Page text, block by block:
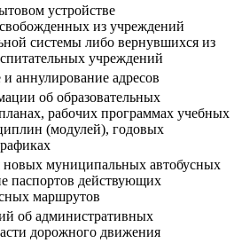
устройстве
из учреждений
системы либо вернувшихся из
учреждений
аннулирование адресов
об образовательных
рабочих программах учебных
(модулей), годовых
новых муниципальных автобусных
паспортов действующих
маршрутов
об административных
дорожного движения